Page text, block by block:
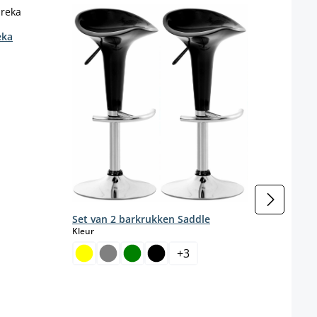
niet beschikbaar.)
Set van 2 barkrukken Saddle
Kleurselect
+3